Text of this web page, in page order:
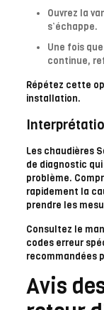
Ouvrez la
s’échappe.
Une fois
continue,
Répétez cette
installation.
Les chaudières
de diagnostic
problème.
rapidement la
prendre les
Consultez le
codes erreur
recommandées
Avis